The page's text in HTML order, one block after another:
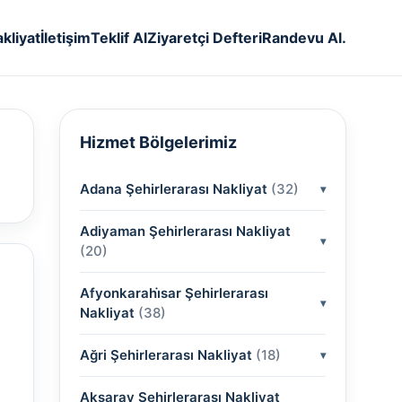
İletişimTeklif AlZiyaretçi DefteriRandevu Al.
Hizmet Bölgelerimiz
Adana Şehirlerarası Nakliyat (32)
(2)
(2)
(2)
(2)
Adiyaman Şehirlerarası Nakliyat
(20)
(2)
(2)
(2)
Afyonkarahi̇sar Şehirlerarası
Nakliyat (38)
(2)
(2)
Ağri Şehirlerarası Nakliyat (18)
(2)
Aksaray Şehirlerarası Nakliyat